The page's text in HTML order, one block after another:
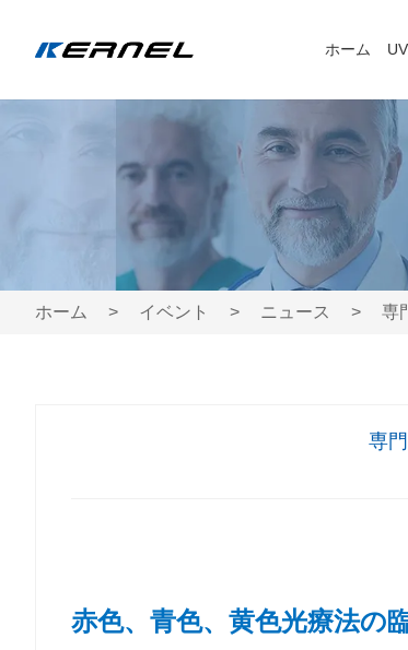
ホーム
ホーム > イベント > ニュース > 専
専
赤色、青色、黄色光療法の